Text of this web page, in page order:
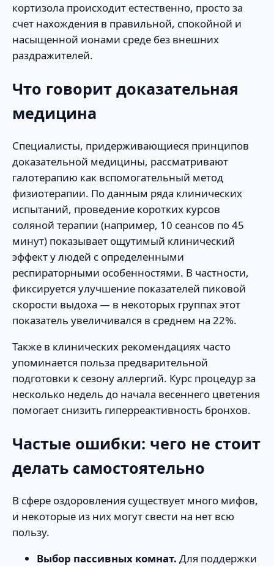
кортизола происходит естественно, просто за
счет нахождения в правильной, спокойной и
насыщенной ионами среде без внешних
раздражителей.
Что говорит доказательная
медицина
Специалисты, придерживающиеся принципов
доказательной медицины, рассматривают
галотерапию как вспомогательный метод
физиотерапии. По данным ряда клинических
испытаний, проведение коротких курсов
соляной терапии (например, 10 сеансов по 45
минут) показывает ощутимый клинический
эффект у людей с определенными
респираторными особенностями. В частности,
фиксируется улучшение показателей пиковой
скорости выдоха — в некоторых группах этот
показатель увеличивался в среднем на 22%.
Также в клинических рекомендациях часто
упоминается польза предварительной
подготовки к сезону аллергий. Курс процедур за
несколько недель до начала весеннего цветения
помогает снизить гиперреактивность бронхов.
Частые ошибки: чего не стоит
делать самостоятельно
В сфере оздоровления существует много мифов,
и некоторые из них могут свести на нет всю
пользу.
Выбор пассивных комнат. Для поддержки